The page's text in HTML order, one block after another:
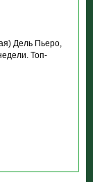
Дель Пьеро,
Топ-